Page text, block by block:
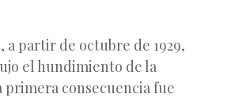
a partir de octubre de 1929,
el hundimiento de la
primera consecuencia fue